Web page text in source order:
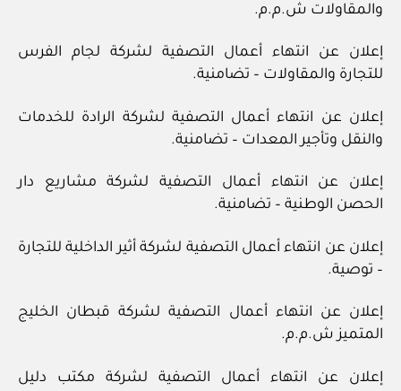
والمقاولات ش.م.م.
إعلان عن انتهاء أعمال التصفية لشركة لجام الفرس
للتجارة والمقاولات – تضامنية.
إعلان عن انتهاء أعمال التصفية لشركة الرادة للخدمات
والنقل وتأجير المعدات – تضامنية.
إعلان عن انتهاء أعمال التصفية لشركة مشاريع دار
الحصن الوطنية – تضامنية.
إعلان عن انتهاء أعمال التصفية لشركة أثير الداخلية للتجارة
– توصية.
إعلان عن انتهاء أعمال التصفية لشركة قبطان الخليج
المتميز ش.م.م.
إعلان عن انتهاء أعمال التصفية لشركة مكتب دليل